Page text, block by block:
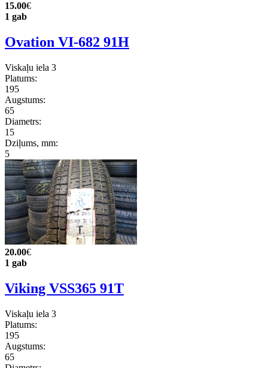
15.00€
1 gab
Ovation VI-682 91H
Viskaļu iela 3
Platums:
195
Augstums:
65
Diametrs:
15
Dziļums, mm:
5
20.00€
1 gab
Viking VSS365 91T
Viskaļu iela 3
Platums:
195
Augstums:
65